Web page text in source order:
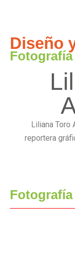
Diseño
Fotografía
Liliana Toro
reportera
Fotografía